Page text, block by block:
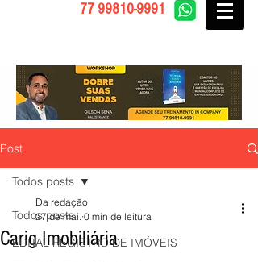
77 99810-9991
Post
Todos posts
EDITAL REGISTRO DE IMÓVEIS
Todos posts
Carig Imobiliária
Da redação
27 de mai. 0 min de leitura